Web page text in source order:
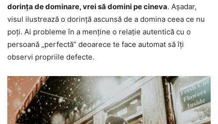
dorința de dominare, vrei să domini pe cineva. Așadar,
visul ilustrează o dorință ascunsă de a domina ceea ce nu
poți. Ai probleme în a menține o relație autentică cu o
persoană „perfectă” deoarece te face automat să îți
observi propriile defecte.